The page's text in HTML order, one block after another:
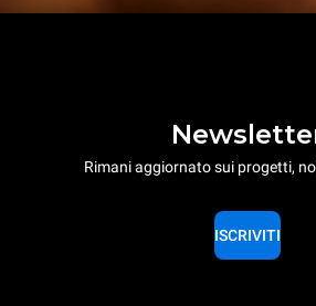
Rimani aggiornato sui progetti,
ISCRIVITI